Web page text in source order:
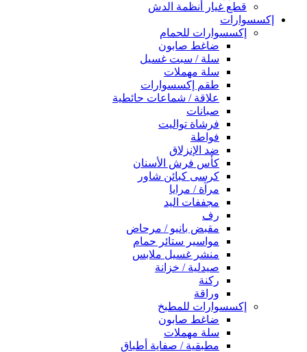
قطع غيار أنظمة الدش
إكسسوارات
إكسسوارات للحمام
ضاغط صابون
سلة / سبت غسيل
سلة مهملات
طقم إكسسوارات
علاقة / شماعات حائطية
صبانات
فرشاة تواليت
فواطة
ضد الإنزلاق
كأس فرش الأسنان
كرسى كبائن شاور
مرآة / مرايا
مجففات اليد
رف
مقبض بانيو / مرحاض
مواسير ستائر حمام
منشر غسيل ملابس
صيدلية / خزانة
ركنة
وراقة
إكسسوارات للمطبخ
ضاغط صابون
سلة مهملات
مطبقية / صفاية أطباق